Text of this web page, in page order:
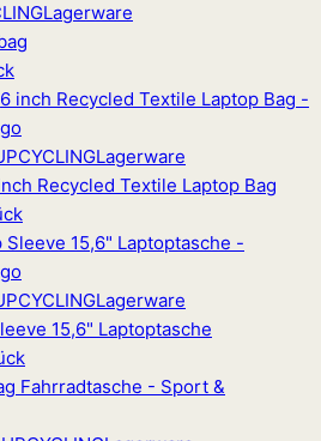
Lagerware
Lagerware
Recycled Textile Laptop Bag
Lagerware
15,6" Laptoptasche